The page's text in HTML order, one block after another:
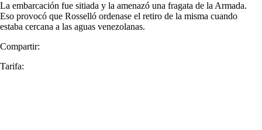
La embarcación fue sitiada y la amenazó una fragata de la Armada.
Eso provocó que Rosselló ordenase el retiro de la misma cuando
estaba cercana a las aguas venezolanas.
Compartir:
Tarifa: